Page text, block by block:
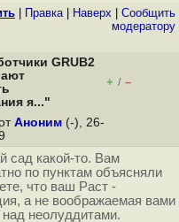
Правка| Наверх
Cообщить
модератору
GRUB2
я..."
+ / –
Аноним (-), 26-
сад какой-то. Вам
по пунктам объясняли
что ваш Раст -
а не воображаемая вами
неолуддитами.